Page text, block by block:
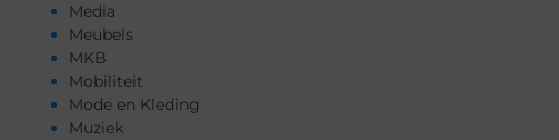
Media
Meubels
MKB
Mobiliteit
Mode en Kleding
Muziek